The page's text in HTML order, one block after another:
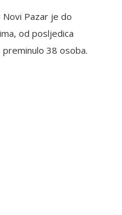
Pazar je do
od posljedica
38 osoba.